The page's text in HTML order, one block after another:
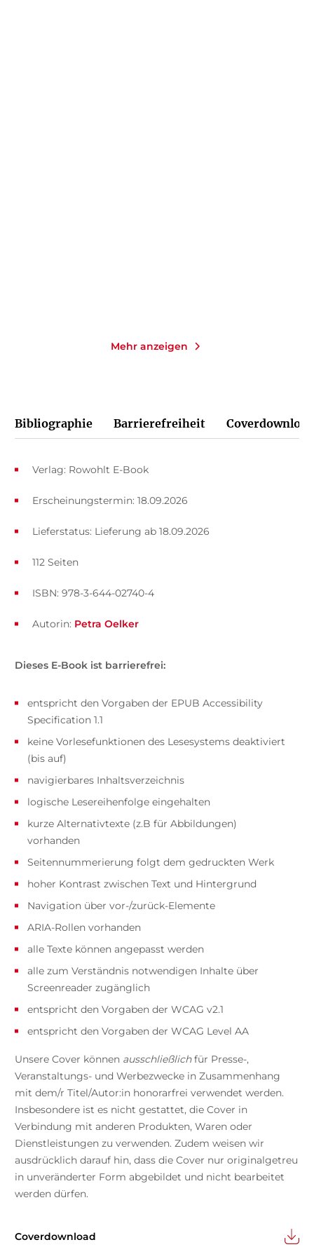
Mehr anzeigen
Bibliographie Barrierefreiheit Coverdownload
Verlag: Rowohlt E-Book
Erscheinungstermin: 18.09.2026
Lieferstatus: Lieferung ab 18.09.2026
ISBN: 978-3-644-02740-4
112 Seiten
Autorin: Petra Oelker
Dieses E-Book ist barrierefrei:
entspricht den Vorgaben der EPUB Accessibility
Specification 1.1
keine Vorlesefunktionen des Lesesystems deaktiviert
(bis auf)
navigierbares Inhaltsverzeichnis
logische Lesereihenfolge eingehalten
kurze Alternativtexte (z.B für Abbildungen)
vorhanden
Seitennummerierung folgt dem gedruckten Werk
hoher Kontrast zwischen Text und Hintergrund
Navigation über vor-/zurück-Elemente
ARIA-Rollen vorhanden
alle Texte können angepasst werden
alle zum Verständnis notwendigen Inhalte über
Screenreader zugänglich
entspricht den Vorgaben der WCAG v2.1
entspricht den Vorgaben der WCAG Level AA
Unsere Cover können ausschließlichfür Presse-,
Veranstaltungs- und Werbezwecke in Zusammenhang
mit dem/r Titel/Autor:in honorarfrei verwendet werden.
Insbesondere ist es nicht gestattet, die Cover in
Verbindung mit anderen Produkten, Waren oder
Dienstleistungen zu verwenden. Zudem weisen wir
ausdrücklich darauf hin, dass die Cover nur originalgetreu
in unveränderter Form abgebildet und nicht bearbeitet
werden dürfen.
Coverdownload